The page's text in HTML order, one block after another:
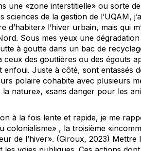
une «zone interstitielle» ou sorte
sciences de la gestion de l’UQAM,
d’habiter» l’hiver urbain, mais qui
Sous mes yeux une
à goutte dans un bac de
ceux des gouttières ou des égouts
enfoui. Juste à côté, sont entassés
polaire cohabite avec plusieurs
nature», «sans danger pour les
à la fois lente et rapide, je me
colonialisme» , la troisième
de l’hiver». (Giroux, 2023)